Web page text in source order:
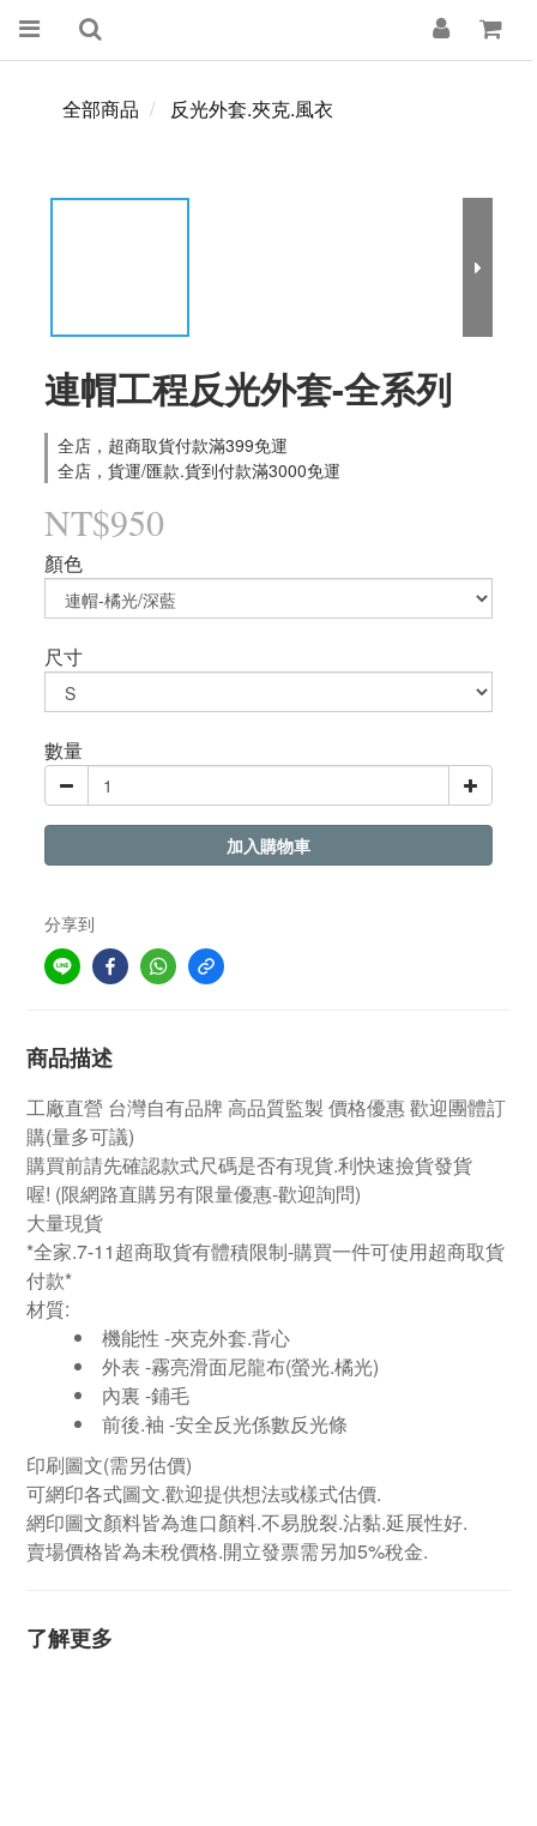
全部商品 反光外套.夾克.風衣
連帽工程反光外套-全系列
全店，超商取貨付款滿399免運
全店，貨運/匯款.貨到付款滿3000免運
NT$950
顏色
尺寸
數量
加入購物車
分享到
商品描述
工廠直營 台灣自有品牌 高品質監製 價格優惠 歡迎團體訂
購(量多可議)
購買前請先確認款式尺碼是否有現貨.利快速撿貨發貨
喔! (限網路直購另有限量優惠-歡迎詢問)
大量現貨
*全家.7-11超商取貨有體積限制-購買一件可使用超商取貨
付款*
材質:
機能性 -夾克外套.背心
外表 -霧亮滑面尼龍布(螢光.橘光)
內裏 -鋪毛
前後.袖 -安全反光係數反光條
印刷圖文(需另估價)
可網印各式圖文.歡迎提供想法或樣式估價.
網印圖文顏料皆為進口顏料.不易脫裂.沾黏.延展性好.
賣場價格皆為未稅價格.開立發票需另加5%稅金.
了解更多